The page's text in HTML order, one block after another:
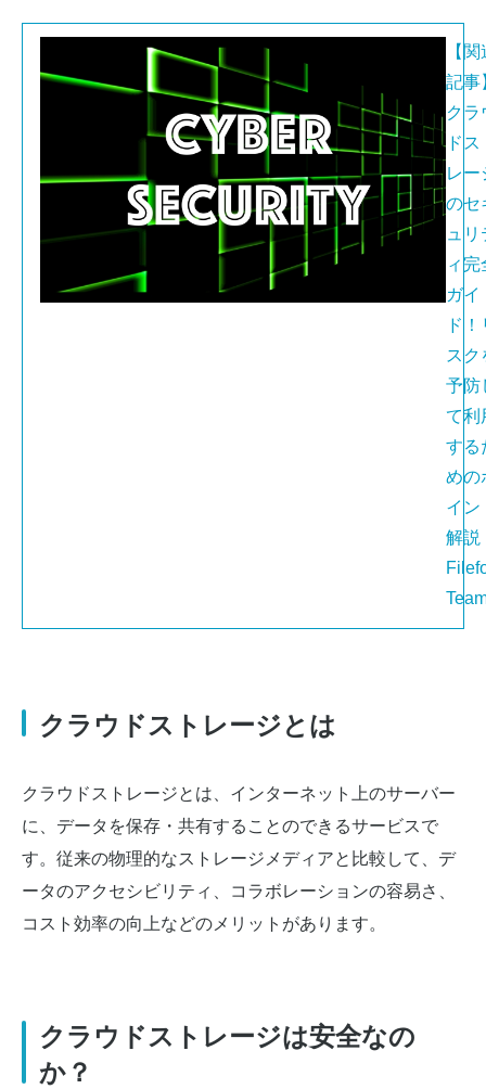
【
記事
クラ
ドス
レー
のセ
ュリ
ィ完
ガイ
ド！
スク
予防
て利
する
めの
イン
解説
クラウドストレージとは
クラウドストレージとは、インターネット上のサーバー
に、データを保存・共有することのできるサービスで
す。従来の物理的なストレージメディアと比較して、デ
ータのアクセシビリティ、コラボレーションの容易さ、
コスト効率の向上などのメリットがあります。
クラウドストレージは安全なの
か？